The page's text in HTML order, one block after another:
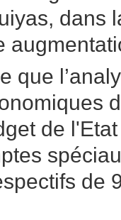
dans
que
de
de